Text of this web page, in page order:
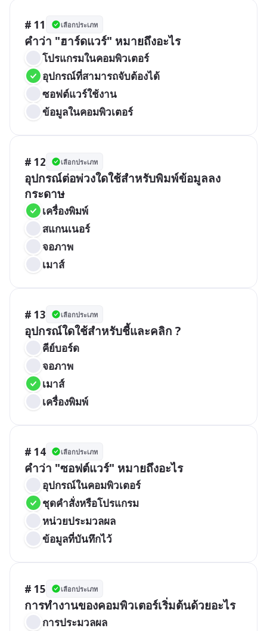
# 11 เลือกประเภท
คำว่า "ฮาร์ดแวร์" หมายถึงอะไร
โปรแกรมในคอมพิวเตอร์
อุปกรณ์ที่สามารถจับต้องได้
ซอฟต์แวร์ใช้งาน
ข้อมูลในคอมพิวเตอร์
# 12 เลือกประเภท
อุปกรณ์ต่อพ่วงใดใช้สำหรับพิมพ์ข้อมูลลง
กระดาษ
เครื่องพิมพ์
สแกนเนอร์
จอภาพ
เมาส์
# 13 เลือกประเภท
อุปกรณ์ใดใช้สำหรับชี้และคลิก ?
คีย์บอร์ด
จอภาพ
เมาส์
เครื่องพิมพ์
# 14 เลือกประเภท
คำว่า "ซอฟต์แวร์" หมายถึงอะไร
อุปกรณ์ในคอมพิวเตอร์
ชุดคำสั่งหรือโปรแกรม
หน่วยประมวลผล
ข้อมูลที่บันทึกไว้
# 15 เลือกประเภท
การทำงานของคอมพิวเตอร์เริ่มต้นด้วยอะไร
การประมวลผล